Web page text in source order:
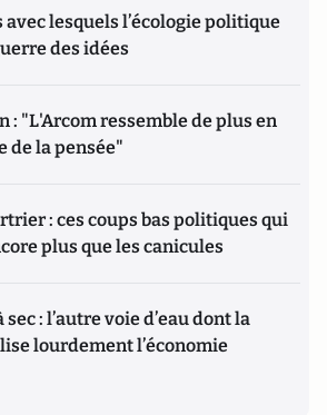
avec lesquels l’écologie politique
des idées
: "L'Arcom ressemble de plus en
de la pensée"
: ces coups bas politiques qui
plus que les canicules
: l’autre voie d’eau dont la
lourdement l’économie